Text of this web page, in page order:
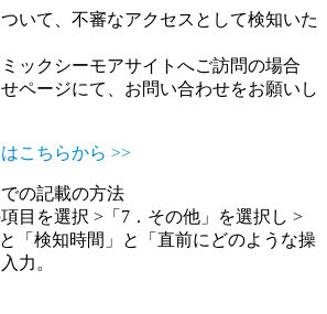
いて、不審なアクセスとして検知いた
ックシーモアサイトへご訪問の場合
ページにて、お問い合わせをお願いし
こちらから >>
の記載の方法
目を選択 >「7．その他」を選択し >
「検知時間」と「直前にどのような操
力。